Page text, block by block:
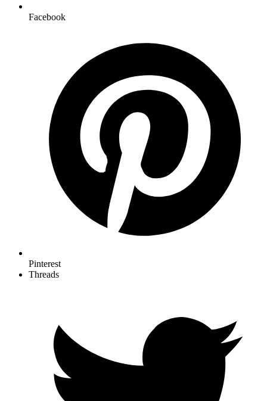
Facebook
Pinterest
Threads